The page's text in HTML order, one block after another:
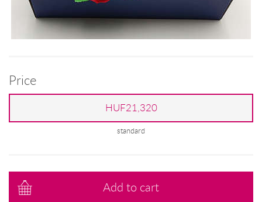
Price
HUF21,320
standard
Add to cart